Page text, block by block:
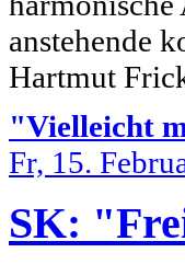
anstehende
Hartmut
"Vielleicht
Fr, 15.
SK: